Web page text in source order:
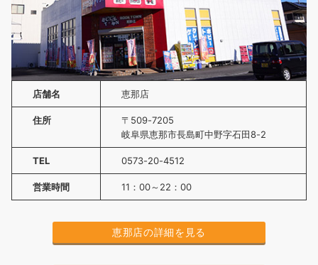
店舗名 恵那店
住所
〒509-7205
岐阜県恵那市長島町中野字石田8-2
TEL 0573-20-4512
営業時間 11：00～22：00
恵那店の詳細を見る